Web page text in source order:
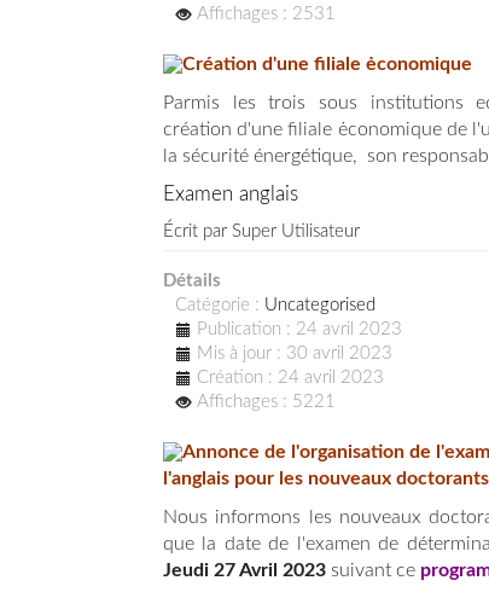
Affichages : 2531
Création d'une filiale ėconomique
Parmis les trois sous institutions
création d'une filiale ėconomique de
la sécurité énergétique, son
Examen anglais
Écrit par Super Utilisateur
Détails
Catégorie : Uncategorised
Publication : 24 avril 2023
Mis à jour : 30 avril 2023
Création : 24 avril 2023
Affichages : 5221
Annonce de l'organisation de
l'anglais pour les nouveaux doctorants
Nous informons les nouveaux
que la date de l'examen de
Jeudi 27 Avril 2023 suivant ce